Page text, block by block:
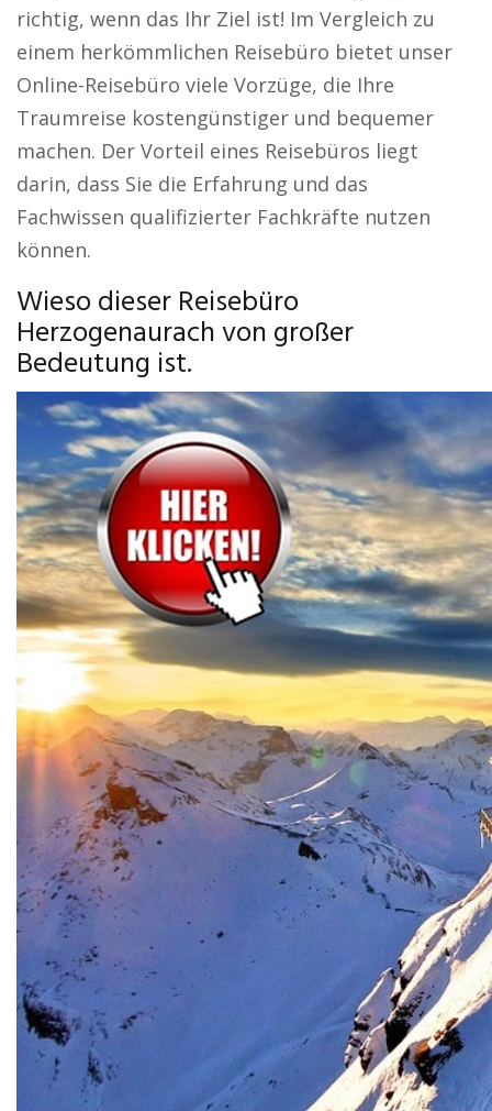
richtig, wenn das Ihr Ziel ist! Im Vergleich zu
einem herkömmlichen Reisebüro bietet unser
Online-Reisebüro viele Vorzüge, die Ihre
Traumreise kostengünstiger und bequemer
machen. Der Vorteil eines Reisebüros liegt
darin, dass Sie die Erfahrung und das
Fachwissen qualifizierter Fachkräfte nutzen
können.
Wieso dieser Reisebüro
Herzogenaurach von großer
Bedeutung ist.